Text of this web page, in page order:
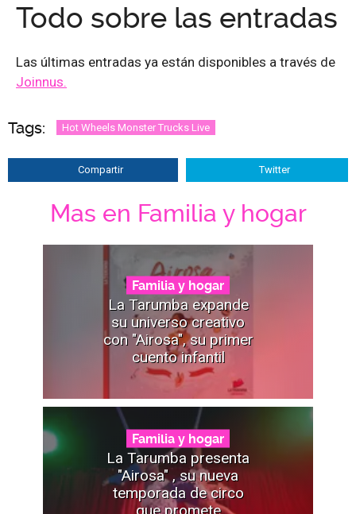
Todo sobre las entradas
Las últimas entradas ya están disponibles a través de
Joinnus.
Tags: Hot Wheels Monster Trucks Live
Compartir Twitter
Mas en Familia y hogar
Familia y hogar
La Tarumba expande
su universo creativo
con "Airosa", su primer
cuento infantil
Familia y hogar
La Tarumba presenta
"Airosa" , su nueva
temporada de circo
que promete